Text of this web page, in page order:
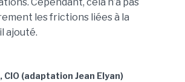
Cependant, cela n’a pas
les frictions liées à la
ajouté.
CIO (adaptation Jean Elyan)